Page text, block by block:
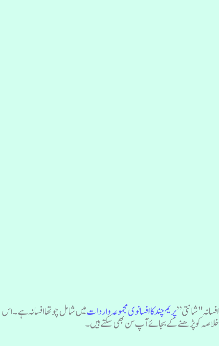
افسانہ "شانتی”پریم چند کا افسانوی مجموعہ وارداتمیں شامل چوتھا افسانہ ہے۔ اس
خلاصہ کو پڑھنے کے بجائے آپ سن بھی سکتے ہیں۔